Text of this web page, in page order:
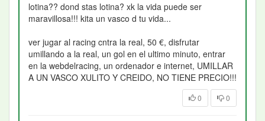
lotina?? dond stas lotina? xk la vida puede ser
maravillosa!!! kita un vasco d tu vida...
ver jugar al racing cntra la real, 50 €, disfrutar
umillando a la real, un gol en el ultimo minuto, entrar
en la webdelracing, un ordenador e internet, UMILLAR
A UN VASCO XULITO Y CREIDO, NO TIENE PRECIO!!!
0 0